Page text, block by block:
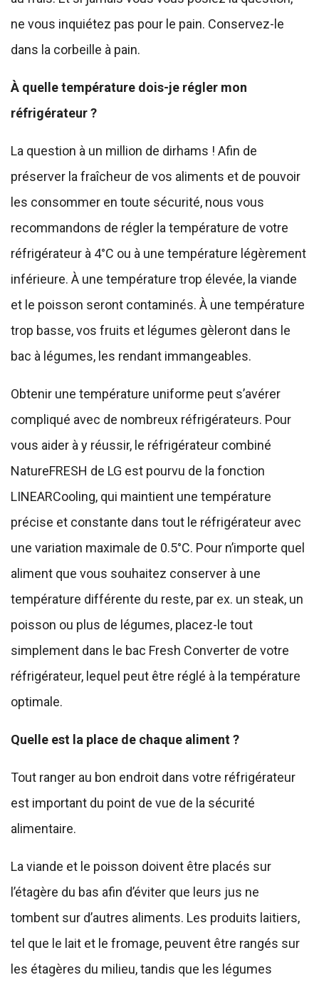
ne vous inquiétez pas pour le pain. Conservez-le
dans la corbeille à pain.
À quelle température dois-je régler mon
réfrigérateur ?
La question à un million de dirhams ! Afin de
préserver la fraîcheur de vos aliments et de pouvoir
les consommer en toute sécurité, nous vous
recommandons de régler la température de votre
réfrigérateur à 4°C ou à une température légèrement
inférieure. À une température trop élevée, la viande
et le poisson seront contaminés. À une température
trop basse, vos fruits et légumes gèleront dans le
bac à légumes, les rendant immangeables.
Obtenir une température uniforme peut s’avérer
compliqué avec de nombreux réfrigérateurs. Pour
vous aider à y réussir, le réfrigérateur combiné
NatureFRESH de LG est pourvu de la fonction
LINEARCooling, qui maintient une température
précise et constante dans tout le réfrigérateur avec
une variation maximale de 0.5°C. Pour n’importe quel
aliment que vous souhaitez conserver à une
température différente du reste, par ex. un steak, un
poisson ou plus de légumes, placez-le tout
simplement dans le bac Fresh Converter de votre
réfrigérateur, lequel peut être réglé à la température
optimale.
Quelle est la place de chaque aliment ?
Tout ranger au bon endroit dans votre réfrigérateur
est important du point de vue de la sécurité
alimentaire.
La viande et le poisson doivent être placés sur
l’étagère du bas afin d’éviter que leurs jus ne
tombent sur d’autres aliments. Les produits laitiers,
tel que le lait et le fromage, peuvent être rangés sur
les étagères du milieu, tandis que les légumes